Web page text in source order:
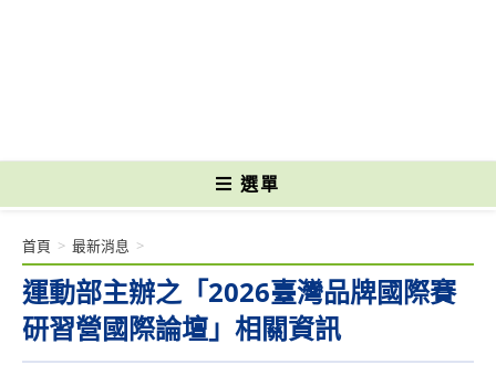
選單
運動部主辦之「2026臺灣品牌國際賽
研習營國際論壇」相關資訊
首頁 > 最新消息 >